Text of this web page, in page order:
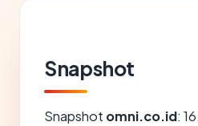
Snapshot
Snapshot omni.co.id: